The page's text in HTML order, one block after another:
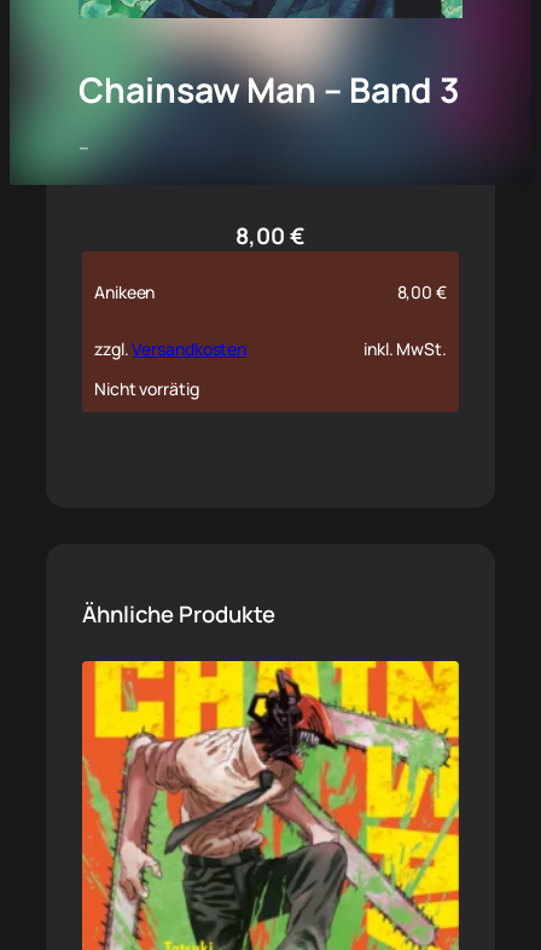
Chainsaw Man – Band 3
–
8,00€
Anikeen 8,00€
zzgl.Versandkosten
inkl. MwSt.
Nicht vorrätig
Ähnliche Produkte